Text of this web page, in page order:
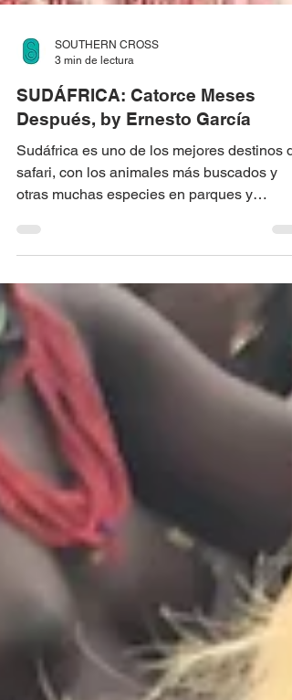
SOUTHERN CROSS
3 min de lectura
SUDÁFRICA: Catorce Meses
Después, by Ernesto García
Sudáfrica es uno de los mejores destinos
otras muchas especies en parques y
reservas accesibles.